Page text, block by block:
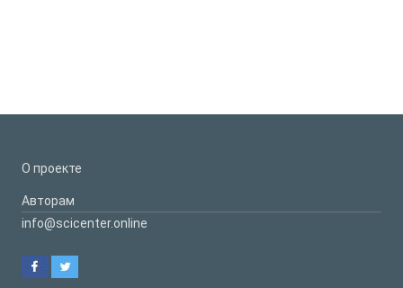
О проекте
Авторам
info@scicenter.online